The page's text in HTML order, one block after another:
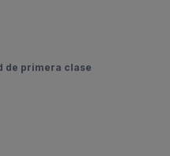
de primera clase